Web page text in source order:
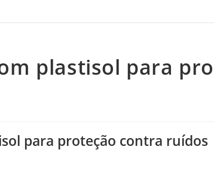
plastisol para
para proteção contra ruídos